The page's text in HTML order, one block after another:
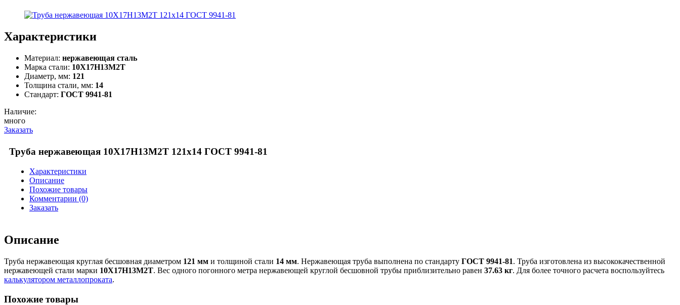
Характеристики
Материал: нержавеющая сталь
Марка стали: 10Х17Н13М2Т
Диаметр, мм: 121
Толщина стали, мм: 14
Стандарт: ГОСТ 9941-81
Наличие:
много
Заказать
Труба нержавеющая 10Х17Н13М2Т 121x14 ГОСТ 9941-81
Характеристики
Описание
Похожие товары
Комментарии (0)
Заказать
Описание
Труба нержавеющая круглая бесшовная диаметром 121 мм и толщиной стали 14 мм. Нержавеющая труба выполнена по стандарту ГОСТ 9941-81. Труба изготовлена из высококачественной
нержавеющей стали марки 10Х17Н13М2Т. Вес одного погонного метра нержавеющей круглой бесшовной трубы приблизительно равен 37.63 кг. Для более точного расчета воспользуйтесь
калькулятором металлопроката.
Похожие товары